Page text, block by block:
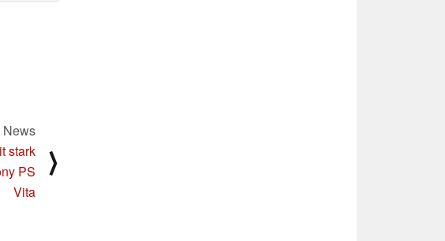
News
stark
PS
Vita
⟩